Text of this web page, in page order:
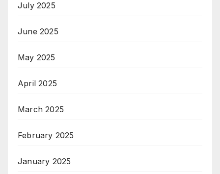
July 2025
June 2025
May 2025
April 2025
March 2025
February 2025
January 2025